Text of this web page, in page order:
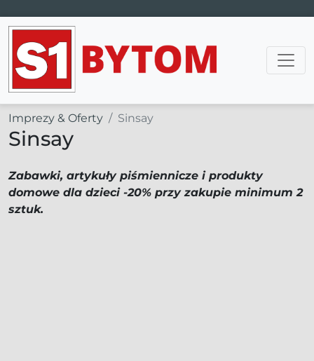
Main Navigation
Imprezy & Oferty Sinsay
Sinsay
Zabawki, artykuły piśmiennicze i produkty
domowe dla dzieci -20% przy zakupie minimum 2
sztuk.